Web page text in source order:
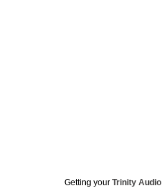
Getting your Trinity Audio